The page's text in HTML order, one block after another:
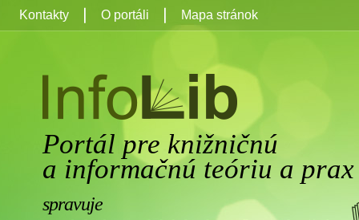
Portál pre knižničnú
a informačnú teóriu a prax
spravuje
Kontakty O portáli Mapa stránok